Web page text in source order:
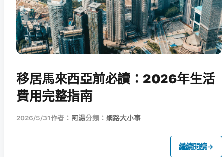
移居馬來西亞前必讀：2026年生活
費用完整指南
2026/5/31作者： 阿湯分類： 網路大小事
繼續閱讀→